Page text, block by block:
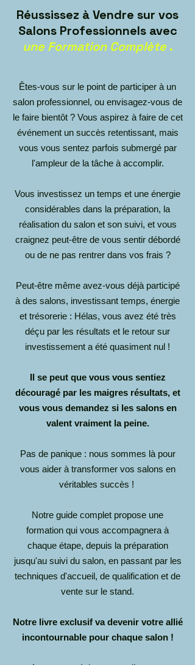
Réussissez à Vendre sur vos
Salons Professionnels avec
une Formation Complète .
Êtes-vous sur le point de participer à un
salon professionnel, ou envisagez-vous de
le faire bientôt ? Vous aspirez à faire de cet
événement un succès retentissant, mais
vous vous sentez parfois submergé par
l'ampleur de la tâche à accomplir.
Vous investissez un temps et une énergie
considérables dans la préparation, la
réalisation du salon et son suivi, et vous
craignez peut-être de vous sentir débordé
ou de ne pas rentrer dans vos frais ?
Peut-être même avez-vous déjà participé
à des salons, investissant temps, énergie
et trésorerie : Hélas, vous avez été très
déçu par les résultats et le retour sur
investissement a été quasiment nul !
Il se peut que vous vous sentiez
découragé par les maigres résultats, et
vous vous demandez si les salons en
valent vraiment la peine.
Pas de panique : nous sommes là pour
vous aider à transformer vos salons en
véritables succès !
Notre guide complet propose une
formation qui vous accompagnera à
chaque étape, depuis la préparation
jusqu'au suivi du salon, en passant par les
techniques d'accueil, de qualification et de
vente sur le stand.
Notre livre exclusif va devenir votre allié
incontournable pour chaque salon !